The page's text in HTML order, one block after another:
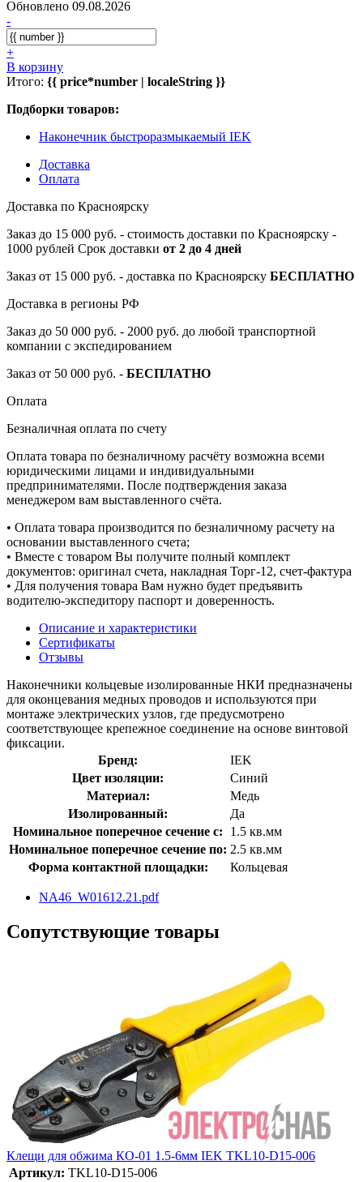
Обновлено 09.08.2026
-
+
В корзину
Итого: {{ price*number | localeString }}
Подборки товаров:
Наконечник быстроразмыкаемый IEK
Доставка
Оплата
Доставка по Красноярску
Заказ до 15 000 руб. - стоимость доставки по Красноярску -
1000 рублей Срок доставки от 2 до 4 дней
Заказ от 15 000 руб. - доставка по Красноярску БЕСПЛАТНО
Доставка в регионы РФ
Заказ до 50 000 руб. - 2000 руб. до любой транспортной
компании с экспедированием
Заказ от 50 000 руб. - БЕСПЛАТНО
Оплата
Безналичная оплата по счету
Оплата товара по безналичному расчёту возможна всеми
юридическими лицами и индивидуальными
предпринимателями. После подтверждения заказа
менеджером вам выставленного счёта.
• Оплата товара производится по безналичному расчету на
основании выставленного счета;
• Вместе с товаром Вы получите полный комплект
документов: оригинал счета, накладная Торг-12, счет-фактура
• Для получения товара Вам нужно будет предъявить
водителю-экспедитору паспорт и доверенность.
Описание и характеристики
Сертификаты
Отзывы
Наконечники кольцевые изолированные НКИ предназначены
для оконцевания медных проводов и используются при
монтаже электрических узлов, где предусмотрено
соответствующее крепежное соединение на основе винтовой
фиксации.
Бренд:
IEK
Цвет изоляции:
Синий
Материал:
Медь
Изолированный:
Да
Номинальное поперечное сечение с:
1.5 кв.мм
Номинальное поперечное сечение по: 2.5 кв.мм
Форма контактной площадки:
Кольцевая
NA46_W01612.21.pdf
Сопутствующие товары
Клещи для обжима КО-01 1.5-6мм IEK TKL10-D15-006
Артикул: TKL10-D15-006